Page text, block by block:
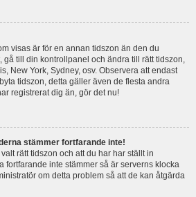
visas är för en annan tidszon än den du
gå till din kontrollpanel och ändra till rätt tidszon,
New York, Sydney, osv. Observera att endast
tidszon, detta gäller även de flesta andra
registrerat dig än, gör det nu!
stämmer fortfarande inte!
rätt tidszon och att du har har ställt in
fortfarande inte stämmer så är serverns klocka
om detta problem så att de kan åtgärda